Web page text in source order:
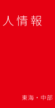
情報
東海・中部